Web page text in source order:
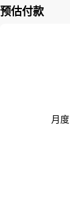
预估付款
月度